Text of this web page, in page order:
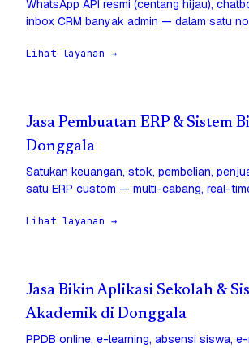
WhatsApp API resmi (centang hijau),
inbox CRM banyak admin — dalam satu
Lihat layanan →
Jasa Pembuatan ERP & Sistem
Donggala
Satukan keuangan, stok, pembelian,
satu ERP custom — multi-cabang, real-
Lihat layanan →
Jasa Bikin Aplikasi Sekolah &
Akademik di Donggala
PPDB online, e-learning, absensi siswa, e-